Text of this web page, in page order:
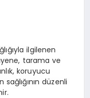
ilgilenen
tarama ve
koruyucu
sağlığının düzenli